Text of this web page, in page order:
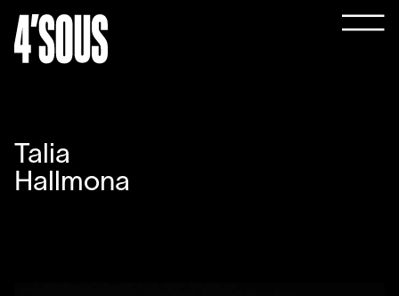
Talia
Hallmona